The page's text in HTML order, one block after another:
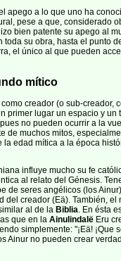
apego a lo que uno ha
pese a que, considerado
bien patente su apego al
toda su obra, hasta el punto
el único al que pueden
mítico
creador (o sub-creador,
primer lugar un espacio y un
no pueden ocurrir a la
de muchos mitos,
la edad mítica a la época
influye mucho su fe
al relato del Génesis.
de seres angélicos (los
del creador (Eä). También, el
al de la Biblia. En ésta
que en la Ainulindalë Eru
simplemente: "¡Eä! ¡Que
Ainur no pueden crear